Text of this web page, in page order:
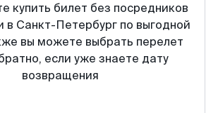
купить билет без посредников
в Санкт-Петербург по выгодной
вы можете выбрать перелет
если уже знаете дату
возвращения